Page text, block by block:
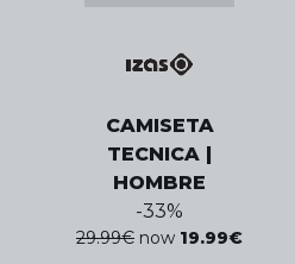
CAMISETA
TECNICA |
HOMBRE
-33%
29.99€ now 19.99€